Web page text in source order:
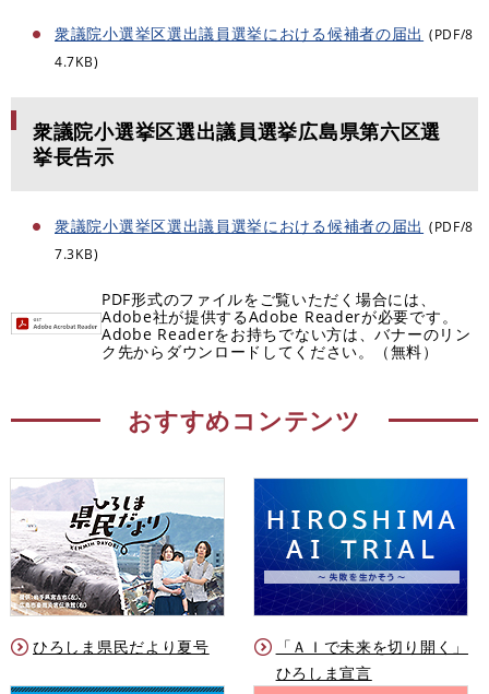
衆議院小選挙区選出議員選挙における候補者の届出 (PDF/8
4.7KB)
衆議院小選挙区選出議員選挙広島県第六区選
挙長告示
衆議院小選挙区選出議員選挙における候補者の届出 (PDF/8
7.3KB)
PDF形式のファイルをご覧いただく場合には、
Adobe社が提供するAdobe Readerが必要です。
Adobe Readerをお持ちでない方は、バナーのリン
ク先からダウンロードしてください。（無料）
おすすめコンテンツ
ひろしま県民だより夏号
「ＡＩで未来を切り開く」
ひろしま宣言